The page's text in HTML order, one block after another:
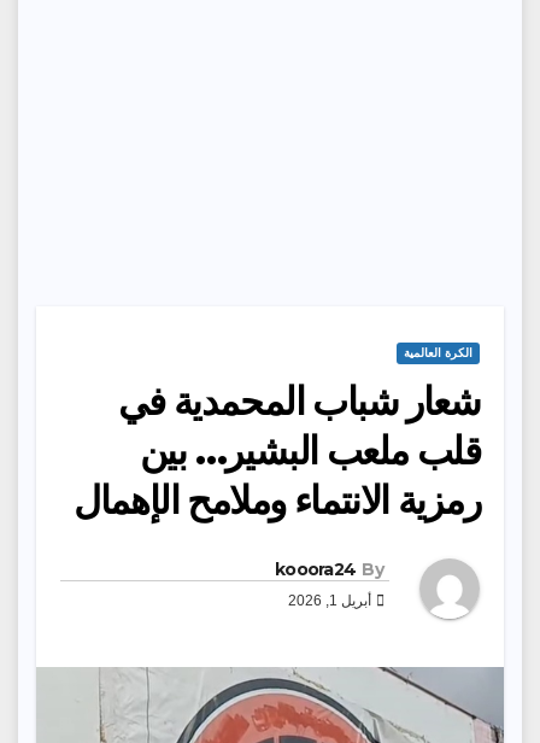
الكرة العالمية
شعار شباب المحمدية في
قلب ملعب البشير… بين
رمزية الانتماء وملامح الإهمال
By
kooora24
أبريل 1, 2026